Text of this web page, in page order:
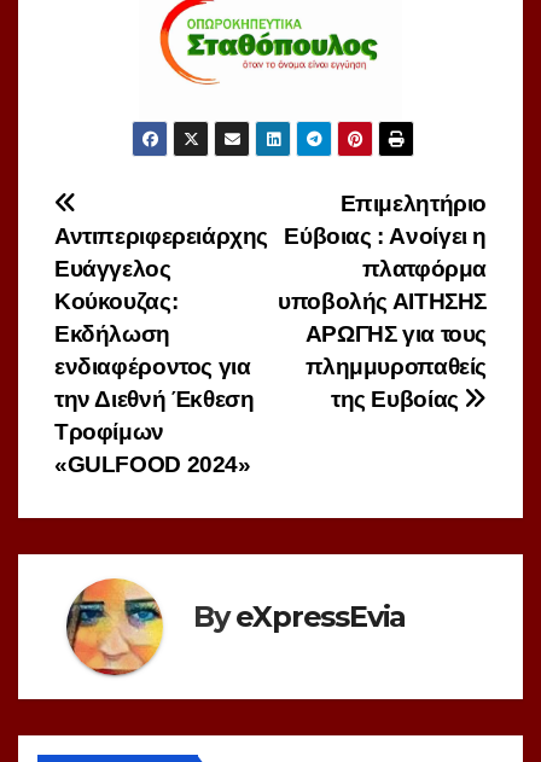
Πλοήγηση
άρθρων
Επιμελητήριο
Εύβοιας : Aνοίγει η
πλατφόρμα
υποβολής ΑΙΤΗΣΗΣ
ΑΡΩΓΗΣ για τους
πλημμυροπαθείς
της Ευβοίας
Αντιπεριφερειάρχης
Ευάγγελος
Κούκουζας:
Εκδήλωση
ενδιαφέροντος για
την Διεθνή Έκθεση
Τροφίμων
«GULFOOD 2024»
ByeXpressEvia